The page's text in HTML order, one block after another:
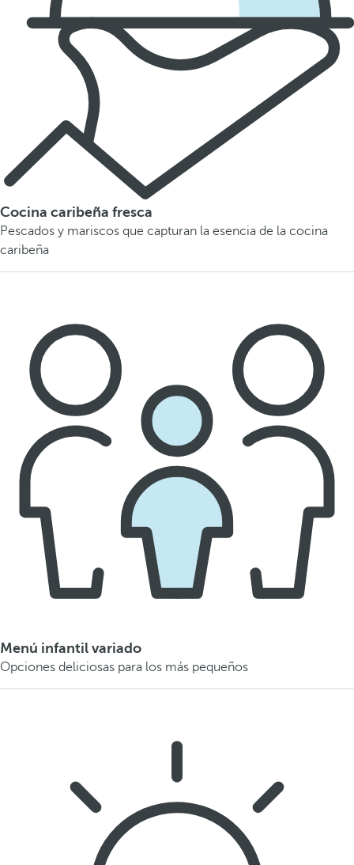
Cocina caribeña fresca
Pescados y mariscos que capturan la esencia de la cocina
caribeña
Menú infantil variado
Opciones deliciosas para los más pequeños